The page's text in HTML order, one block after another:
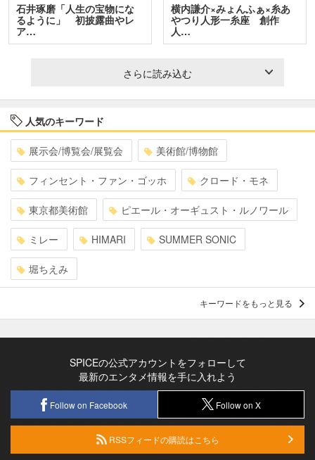
石井琢磨「人生の宝物にな
るように」 初披露曲やレ
ア…
横内謙介×みょんふぁ×糸あ
やつり人形一糸座 創作
人…
さらに読み込む
人気のキーワード
展示会/博覧会/展覧会 美術館/博物館
フィンセント・ファン・ゴッホ クロード・モネ
東京都美術館 ピエール・オーギュスト・ルノワール
ミレー HIMARI SUMMER SONIC
堀ちえみ
キーワードをもっと見る
SPICEの公式アカウントをフォローして
最新のエンタメ情報を手に入れよう
Follow on Facebook Follow on X
RSSフィードの購読はこちら